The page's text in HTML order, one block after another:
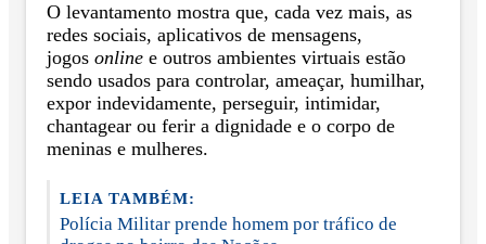
O levantamento mostra que, cada vez mais, as
redes sociais, aplicativos de mensagens,
jogos online e outros ambientes virtuais estão
sendo usados para controlar, ameaçar, humilhar,
expor indevidamente, perseguir, intimidar,
chantagear ou ferir a dignidade e o corpo de
meninas e mulheres.
LEIA TAMBÉM:
Polícia Militar prende homem por tráfico de